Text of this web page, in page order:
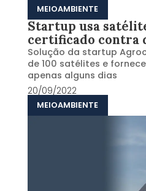
MEIOAMBIENTE
Startup usa
certificado contra
Solução da startup
de 100 satélites e
apenas alguns dias
20/09/2022
MEIOAMBIENTE